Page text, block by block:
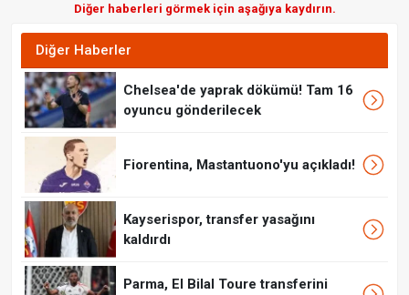
Diğer haberleri görmek için aşağıya kaydırın.
Diğer Haberler
Chelsea'de yaprak dökümü! Tam 16
oyuncu gönderilecek
Fiorentina, Mastantuono'yu açıkladı!
Kayserispor, transfer yasağını
kaldırdı
Parma, El Bilal Toure transferini